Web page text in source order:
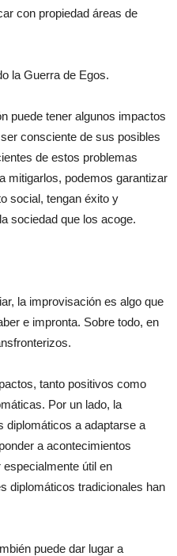
con propiedad áreas de
la Guerra de Egos.
puede tener algunos impactos
consciente de sus posibles
de estos problemas
mitigarlos, podemos garantizar
social, tengan éxito y
sociedad que los acoge.
la improvisación es algo que
e impronta. Sobre todo, en
tanto positivos como
Por un lado, la
diplomáticos a adaptarse a
a acontecimientos
útil en
diplomáticos tradicionales han
puede dar lugar a